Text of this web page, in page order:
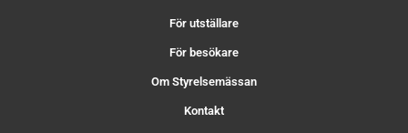
För utställare
För besökare
Om Styrelsemässan
Kontakt